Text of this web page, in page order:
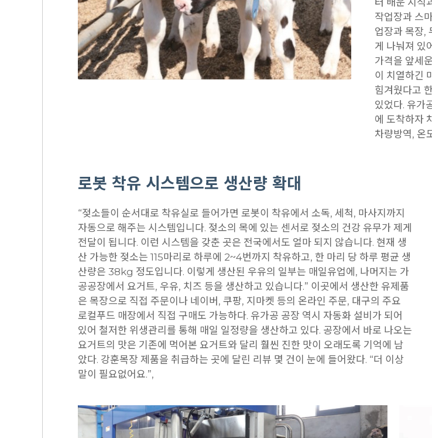
터 배운 지식
작업장과 스
업장과 목장,
게 나눠져 있
가격을 앞세
이 치열하긴
힘겨웠다고
있었다. 유가
에 도착하자
차량방역, 온
로봇 착유 시스템으로 생산량 확대
“젖소들이 순서대로 착유실로 들어가면 로봇이 착유에서 소독, 세척, 마사지까지
자동으로 해주는 시스템입니다. 젖소의 목에 있는 센서로 젖소의 건강 유무가 제게
전달이 됩니다. 이런 시스템을 갖춘 곳은 전국에서도 얼마 되지 않습니다. 현재 생
산 가능한 젖소는 115마리로 하루에 2~4번까지 착유하고, 한 마리 당 하루 평균 생
산량은 38kg 정도입니다. 이렇게 생산된 우유의 일부는 매일유업에, 나머지는 가
공공장에서 요거트, 우유, 치즈 등을 생산하고 있습니다.” 이곳에서 생산한 유제품
은 목장으로 직접 주문이나 네이버, 쿠팡, 지마켓 등의 온라인 주문, 대구의 주요
로컬푸드 매장에서 직접 구매도 가능하다. 유가공 공장 역시 자동화 설비가 되어
있어 철저한 위생관리를 통해 매일 일정량을 생산하고 있다. 공장에서 바로 나오는
요거트의 맛은 기존에 먹어본 요거트와 달리 훨씬 진한 맛이 오래도록 기억에 남
았다. 강훈목장 제품을 취급하는 곳에 달린 리뷰 몇 건이 눈에 들어왔다. “더 이상
말이 필요없어요.”,